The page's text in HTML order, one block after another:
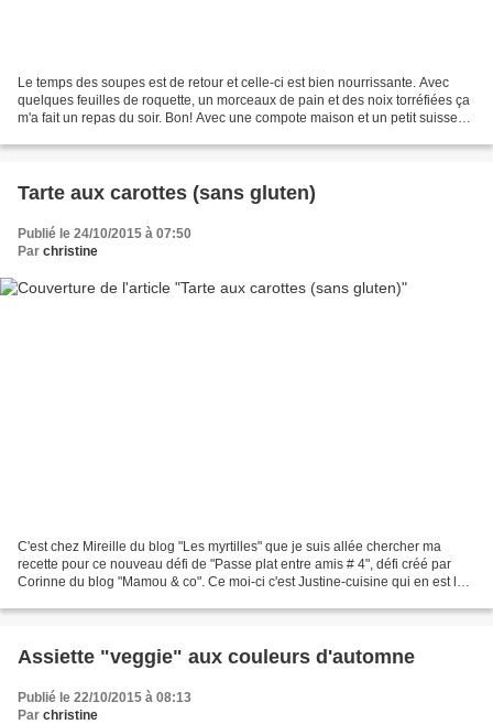
Le temps des soupes est de retour et celle-ci est bien nourrissante. Avec
quelques feuilles de roquette, un morceaux de pain et des noix torréfiées ça
m'a fait un repas du soir. Bon! Avec une compote maison et un petit suisses
Tarte aux carottes (sans gluten)
Publié le 24/10/2015 à 07:50
Par christine
C'est chez Mireille du blog "Les myrtilles" que je suis allée chercher ma
recette pour ce nouveau défi de "Passe plat entre amis # 4", défi créé par
Corinne du blog "Mamou & co". Ce moi-ci c'est Justine-cuisine qui en est la
Assiette "veggie" aux couleurs d'automne
Publié le 22/10/2015 à 08:13
Par christine